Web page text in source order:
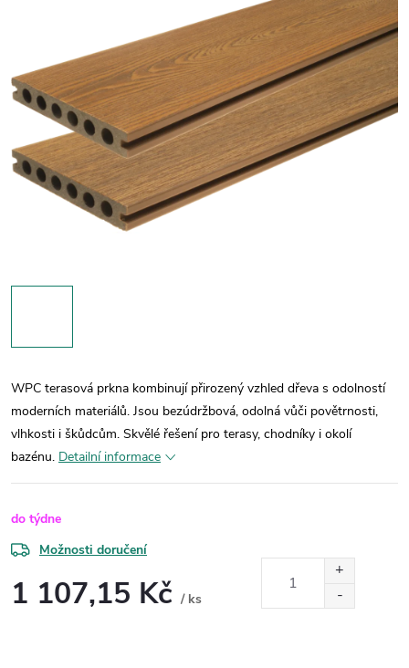
WPC terasová prkna kombinují přirozený vzhled dřeva s odolností
moderních materiálů. Jsou bezúdržbová, odolná vůči povětrnosti,
vlhkosti i škůdcům. Skvělé řešení pro terasy, chodníky i okolí
bazénu. Detailní informace
do týdne
Možnosti doručení
1 107,15 Kč / ks